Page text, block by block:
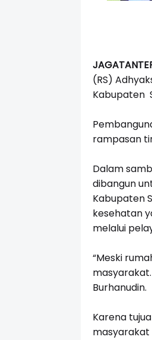
(RS)
Kabupaten
rampasan
Dalam
dibangun
Kabupaten
kesehatan
melalui
“Meski
Burhanudin.
Karena
masyarakat